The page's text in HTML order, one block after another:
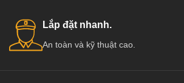
Lắp đặt nhanh.
An toàn và kỹ thuật cao.